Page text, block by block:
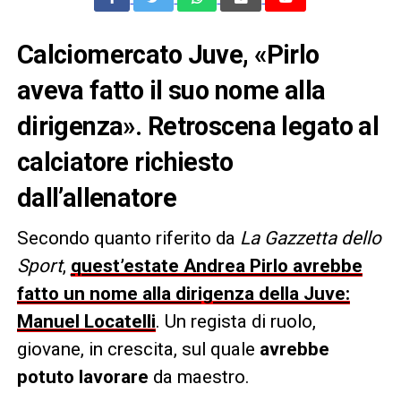
Calciomercato Juve, «Pirlo
aveva fatto il suo nome alla
dirigenza». Retroscena legato al
calciatore richiesto
dall’allenatore
Secondo quanto riferito da La Gazzetta dello
Sport, quest’estate Andrea Pirlo avrebbe
fatto un nome alla dirigenza della Juve:
Manuel Locatelli. Un regista di ruolo,
giovane, in crescita, sul quale avrebbe
potuto lavorare da maestro.